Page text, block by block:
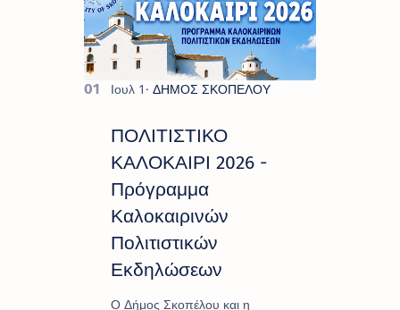
ΠΟΛΙΤΙΣΤΙΚΟ
ΚΑΛΟΚΑΙΡΙ 2026 -
Πρόγραμμα
Καλοκαιρινών
Πολιτιστικών
Εκδηλώσεων
Ο Δήμος Σκοπέλου και η